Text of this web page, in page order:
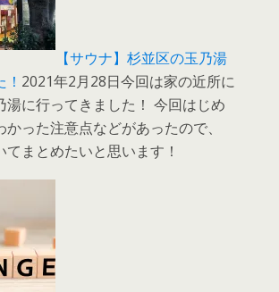
【サウナ】杉並区の玉乃湯
2021年2月28日今回は家の近所に
湯に行ってきました！ 今回はじめ
った注意点などがあったので、
てまとめたいと思います！